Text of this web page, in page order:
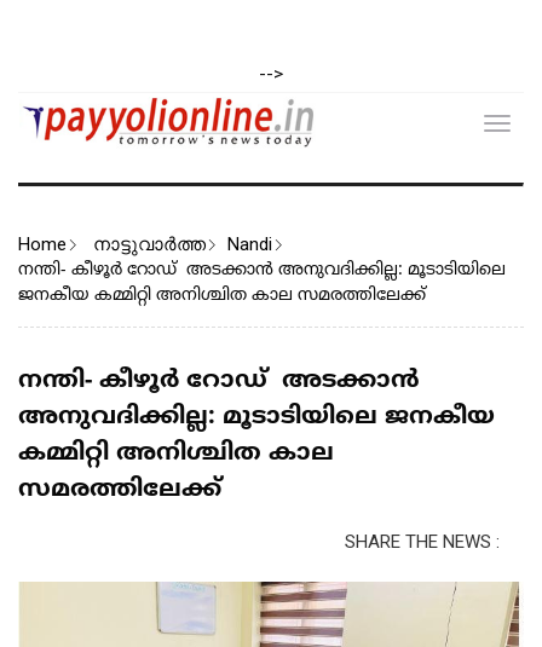
-->
Home നാട്ടുവാര്‍ത്ത Nandi
നന്തി- കീഴൂർ റോഡ് അടക്കാൻ അനുവദിക്കില്ല: മൂടാടിയിലെ
ജനകീയ കമ്മിറ്റി അനിശ്ചിത കാല സമരത്തിലേക്ക്
നന്തി- കീഴൂർ റോഡ് അടക്കാൻ
അനുവദിക്കില്ല: മൂടാടിയിലെ ജനകീയ
കമ്മിറ്റി അനിശ്ചിത കാല
സമരത്തിലേക്ക്
SHARE THE NEWS :